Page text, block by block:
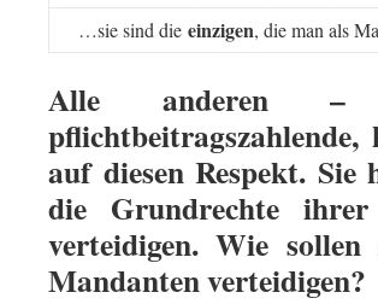
…sie sind die einzigen, die man als
Alle anderen –
auf diesen Respekt. Sie
die Grundrechte ihrer
verteidigen. Wie
Mandanten verteidigen?